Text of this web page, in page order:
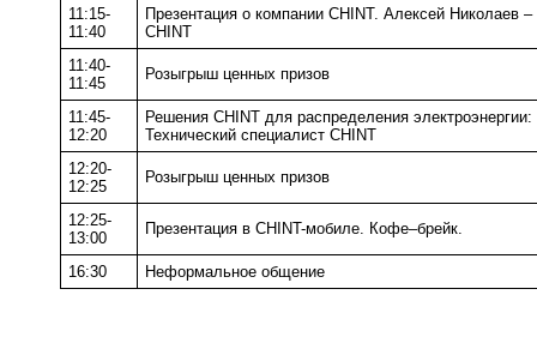
11:15-
11:40
Презентация о компании CHINT. Алексей
CHINT
11:40-
11:45
Розыгрыш ценных призов
11:45-
12:20
Решения CHINT для распределения
Технический специалист CHINT
12:20-
12:25
Розыгрыш ценных призов
12:25-
13:00
Презентация в CHINT-мобиле. Кофе–брейк.
16:30 Неформальное общение